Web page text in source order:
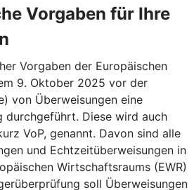
Vorgaben für Ihre
Vorgaben der Europäischen
9. Oktober 2025 vor der
von Überweisungen eine
durchgeführt. Diese wird auch
VoP, genannt. Davon sind alle
und Echtzeitüberweisungen in
Wirtschaftsraums (EWR)
soll Überweisungen